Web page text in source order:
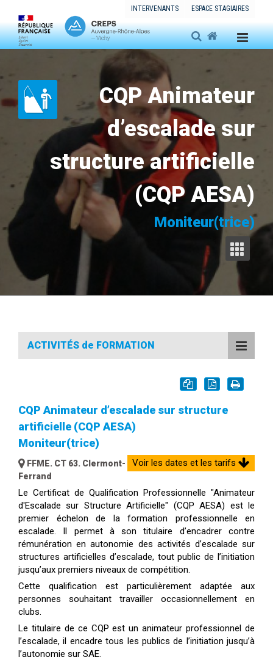
INTERVENANTS ESPACE STAGIAIRES
CQP Animateur
d’escalade sur
structure artificielle
(CQP AESA)
Moniteur(trice)
ACTIVITÉS de FORMATION
CQP Animateur d’escalade sur structure
artificielle (CQP AESA)
Moniteur(trice)
Voir les dates et les tarifs
FFME. CT 63. Clermont-
Ferrand
Le Certificat de Qualification Professionnelle "Animateur
d'Escalade sur Structure Artificielle" (CQP AESA) est le
premier échelon de la formation professionnelle en
escalade. Il permet à son titulaire d’encadrer contre
rémunération en autonomie des activités d’escalade sur
structures artificielles d’escalade, tout public de l’initiation
jusqu’aux premiers niveaux de compétition.
Cette qualification est particulièrement adaptée aux
personnes souhaitant travailler occasionnellement en
clubs.
Le titulaire de ce CQP est un animateur professionnel de
l’escalade, il encadre tous les publics de l’initiation jusqu’à
l’autonomie sur SAE.